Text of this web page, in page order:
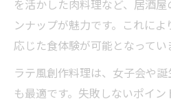
を活かした肉料理など、居酒
ンナップが魅力です。これに
応じた食体験が可能となってい
ラテ風創作料理は、女子会や
も最適です。失敗しないポイ